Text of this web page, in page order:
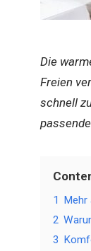
Die
Freien
schnell
1 Mehr
2
3